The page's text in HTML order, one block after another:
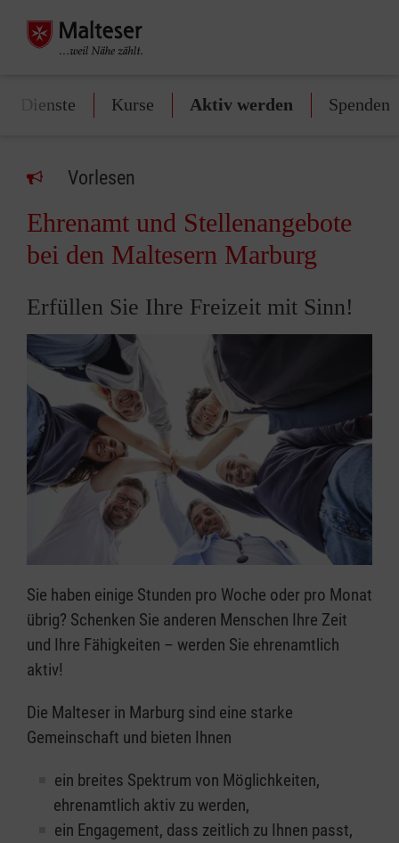
Dienste Kurse Aktiv werden Spenden
Vorlesen
Ehrenamt und Stellenangebote
bei den Maltesern Marburg
Erfüllen Sie Ihre Freizeit mit Sinn!
Sie haben einige Stunden pro Woche oder pro Monat
übrig? Schenken Sie anderen Menschen Ihre Zeit
und Ihre Fähigkeiten – werden Sie ehrenamtlich
aktiv!
Die Malteser in Marburg sind eine starke
Gemeinschaft und bieten Ihnen
ein breites Spektrum von Möglichkeiten,
ehrenamtlich aktiv zu werden,
ein Engagement, dass zeitlich zu Ihnen passt,